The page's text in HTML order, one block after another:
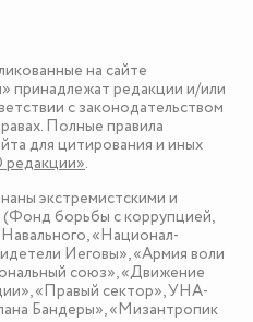
на сайте
принадлежат редакции и/или
с законодательством
Полные правила
для цитирования и иных
редакции».
экстремистскими и
борьбы с коррупцией,
«Национал-
Иеговы», «Армия воли
союз», «Движение
«Правый сектор», УНА-
Бандеры», «Мизантропик